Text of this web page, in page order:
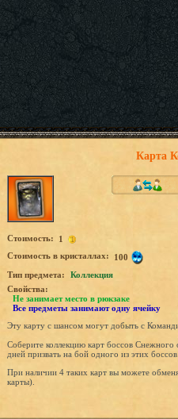
Карта
Стоимость:
1
Стоимость в кристаллах:
100
Tип предмета:
Коллекция
Свойства:
Не занимает место в рюкзаке
Все предметы занимают одну ячейку
Эту карту с шансом могут добыть с
Соберите коллекцию карт боссов Снежного
дней призвать на бой одного из этих
При наличии 4 таких карт вы можете
карты).